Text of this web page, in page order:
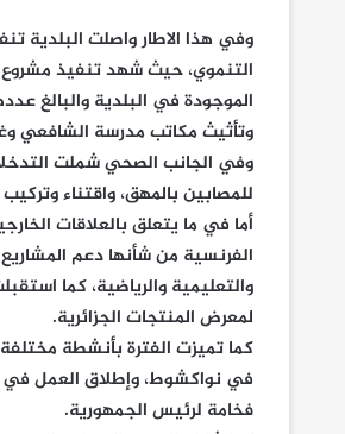
وفي هذا الاطار واصلت البلدية
التنموي، حيث شهد تنفيذ مشروع
وتأثيث مكاتب مدرسة الشافعي
وفي الجانب الصحي شملت
للمصابين بالمهق، واقتناء
أما في ما يتعلق بالعلاقات
الفرنسية من شأنها دعم المشاريع
والتعليمية والرياضية، كما
لمعرض المنتجات الجزائرية.
كما تميزت الفترة بأنشطة
في نواكشوط، وإطلاق العمل في
فخامة لرئيس الجمهورية.